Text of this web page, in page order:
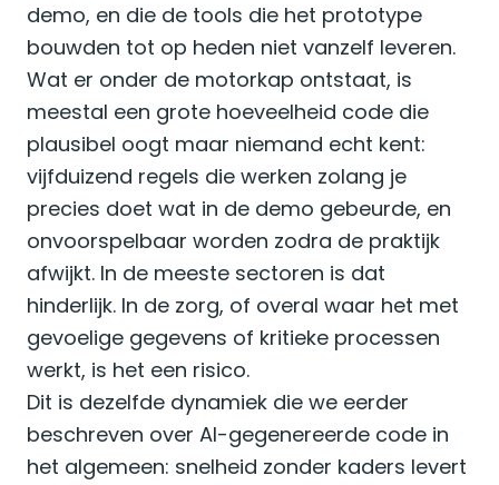
demo, en die de tools die het prototype
bouwden tot op heden niet vanzelf leveren.
Wat er onder de motorkap ontstaat, is
meestal een grote hoeveelheid code die
plausibel oogt maar niemand echt kent:
vijfduizend regels die werken zolang je
precies doet wat in de demo gebeurde, en
onvoorspelbaar worden zodra de praktijk
afwijkt. In de meeste sectoren is dat
hinderlijk. In de zorg, of overal waar het met
gevoelige gegevens of kritieke processen
werkt, is het een risico.
Dit is dezelfde dynamiek die we eerder
beschreven over AI-gegenereerde code in
het algemeen: snelheid zonder kaders levert